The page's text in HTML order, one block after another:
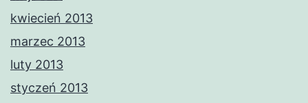
kwiecień 2013
marzec 2013
luty 2013
styczeń 2013